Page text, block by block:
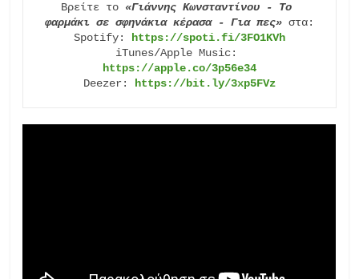
Βρείτε το «Γιάννης Κωνσταντίνου - Το
φαρμάκι σε σφηνάκια κέρασα - Για πες» στα:
Spotify: https://spoti.fi/3FO1KVh
https://apple.co/3p56e34
Deezer: https://bit.ly/3xp5FVz